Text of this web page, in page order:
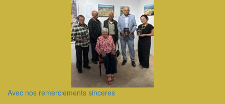
Avec nos remerciements sinceres